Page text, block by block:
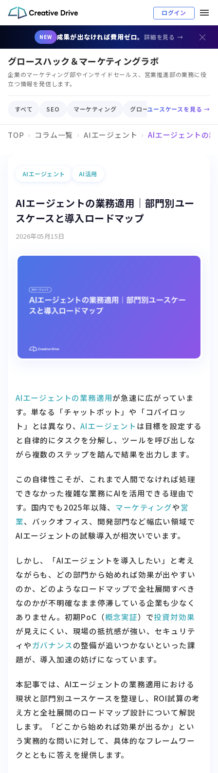
NEW 成果が出なければ費用ゼロ。詳細を見る → ×
ログイン
グロースハック＆マーケティングラボ
企業のマーケティング部やインサイドセールス、営業推進部の業務に役
立つ情報を発信します。
すべて SEO マーケティング グロースハック 顧客育成
ユースケースを見る →
TOP コラム一覧 AIエージェント AIエージェントの
AIエージェント AI活用
AIエージェントの業務適用｜部門別ユー
スケースと導入ロードマップ
2026年05月15日
AIエージェントの業務適用が急速に広がっていま
す。単なる「チャットボット」や「コパイロッ
ト」とは異なり、AIエージェントは目標を設定する
と自律的にタスクを分解し、ツールを呼び出しな
がら複数のステップを踏んで結果を出力します。
この自律性こそが、これまで人間でなければ処理
できなかった複雑な業務にAIを活用できる理由で
す。国内でも2025年以降、 マーケティングや営
業、バックオフィス、開発部門など幅広い領域で
AIエージェントの試験導入が相次いでいます。
しかし、「AIエージェントを導入したい」と考え
ながらも、どの部門から始めれば効果が出やすい
のか、どのようなロードマップで全社展開すべき
なのかが不明確なまま停滞している企業も少なく
ありません。初期PoC（概念実証）で投資対効果
が見えにくい、現場の抵抗感が強い、セキュリテ
ィやガバナンスの整備が追いつかないといった課
題が、導入加速の妨げになっています。
本記事では、AIエージェントの業務適用における
現状と部門別ユースケースを整理し、ROI試算の考
え方と全社展開のロードマップ設計について解説
します。「どこから始めれば効果が出るか」とい
う実務的な問いに対して、具体的なフレームワー
クとともに答えを提供します。